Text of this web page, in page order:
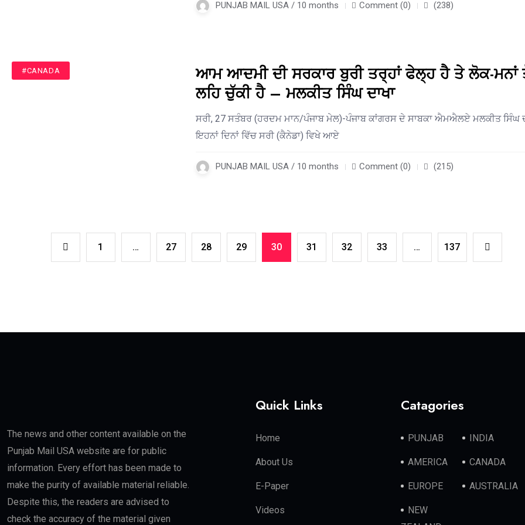
PUNJAB MAIL USA / 10 months Comment (0) (238)
#CANADA
ਆਮ ਆਦਮੀ ਦੀ ਸਰਕਾਰ ਬੁਰੀ ਤਰ੍ਹਾਂ ਫੇਲ੍ਹ ਹੈ ਤੇ ਲੋਕ-ਮਨਾਂ
ਲਹਿ ਚੁੱਕੀ ਹੈ – ਮਲਕੀਤ ਸਿੰਘ ਦਾਖਾ
ਸਰੀ, 27 ਸਤੰਬਰ (ਹਰਦਮ ਮਾਨ/ਪੰਜਾਬ ਮੇਲ)-ਪੰਜਾਬ ਕਾਂਗਰਸ ਦੇ ਸਾਬਕਾ ਐਮਐਲਏ ਮਲਕੀਤ ਸਿੰਘ
ਇਹਨਾਂ ਦਿਨਾਂ ਵਿੱਚ ਸਰੀ (ਕੈਨੇਡਾ) ਵਿਖੇ ਆਏ
PUNJAB MAIL USA / 10 months Comment (0) (215)
1 … 27 28 29 30 31 32 33 … 137
The news and other content available on the
Punjab Mail USA website are for public
information. Every effort has been made to
make the purity of available material reliable.
Despite this, the readers are advised to
check the accuracy of the material given
Quick Links
Home
About Us
E-Paper
Videos
Catagories
PUNJAB INDIA
AMERICA CANADA
EUROPE AUSTRALIA
NEW